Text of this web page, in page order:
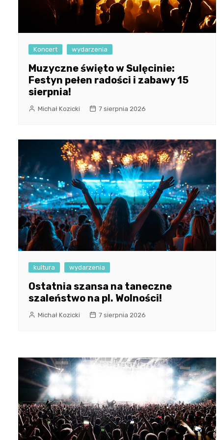
Koncert wydarzenia
Muzyczne święto w Sulęcinie:
Festyn pełen radości i zabawy 15
sierpnia!
Michał Kozicki 7 sierpnia 2026
kultura wydarzenia
Ostatnia szansa na taneczne
szaleństwo na pl. Wolności!
Michał Kozicki 7 sierpnia 2026